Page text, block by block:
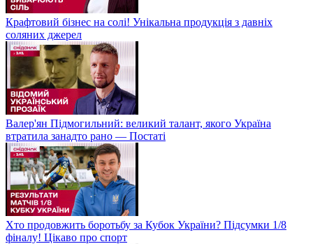
Крафтовий бізнес на солі! Унікальна продукція з давніх
соляних джерел
Валер'ян Підмогильний: великий талант, якого Україна
втратила занадто рано — Постаті
Хто продовжить боротьбу за Кубок України? Підсумки 1/8
фіналу! Цікаво про спорт